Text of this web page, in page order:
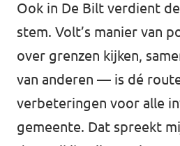
Ook in De Bilt verdient
stem. Volt’s manier van
over grenzen kijken,
van anderen — is dé
verbeteringen voor alle
gemeente. Dat spreekt